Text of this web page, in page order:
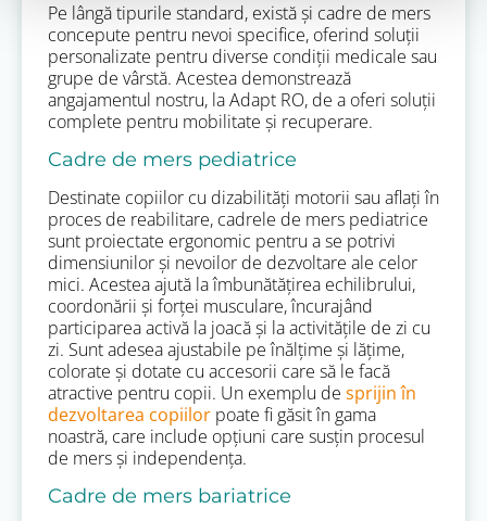
Pe lângă tipurile standard, există și cadre de mers
concepute pentru nevoi specifice, oferind soluții
personalizate pentru diverse condiții medicale sau
grupe de vârstă. Acestea demonstrează
angajamentul nostru, la Adapt RO, de a oferi soluții
complete pentru mobilitate și recuperare.
Cadre de mers pediatrice
Destinate copiilor cu dizabilități motorii sau aflați în
proces de reabilitare, cadrele de mers pediatrice
sunt proiectate ergonomic pentru a se potrivi
dimensiunilor și nevoilor de dezvoltare ale celor
mici. Acestea ajută la îmbunătățirea echilibrului,
coordonării și forței musculare, încurajând
participarea activă la joacă și la activitățile de zi cu
zi. Sunt adesea ajustabile pe înălțime și lățime,
colorate și dotate cu accesorii care să le facă
atractive pentru copii. Un exemplu de sprijin în
dezvoltarea copiilor poate fi găsit în gama
noastră, care include opțiuni care susțin procesul
de mers și independența.
Cadre de mers bariatrice